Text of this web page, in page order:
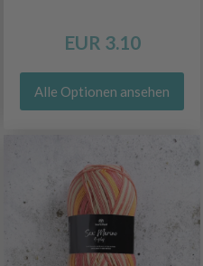
EUR 3.10
Alle Optionen ansehen